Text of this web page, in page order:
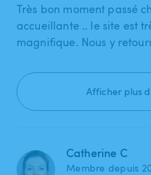
Très bon moment passé
accueillante .. le site est
magnifique. Nous y
Afficher plus
Catherine C
Membre depuis